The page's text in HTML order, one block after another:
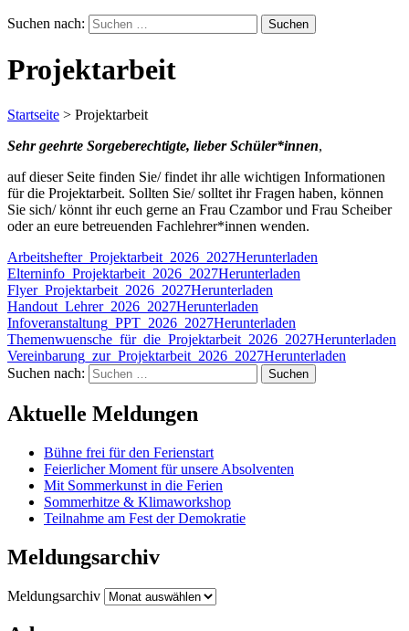
Suchen nach:
Projektarbeit
Startseite > Projektarbeit
Sehr geehrte Sorgeberechtigte, lieber Schüler*innen,
auf dieser Seite finden Sie/ findet ihr alle wichtigen Informationen
für die Projektarbeit. Sollten Sie/ solltet ihr Fragen haben, können
Sie sich/ könnt ihr euch gerne an Frau Czambor und Frau Scheiber
oder an eure betreuenden Fachlehrer*innen wenden.
Arbeitshefter_Projektarbeit_2026_2027Herunterladen
Elterninfo_Projektarbeit_2026_2027Herunterladen
Flyer_Projektarbeit_2026_2027Herunterladen
Handout_Lehrer_2026_2027Herunterladen
Infoveranstaltung_PPT_2026_2027Herunterladen
Themenwuensche_für_die_Projektarbeit_2026_2027Herunterladen
Vereinbarung_zur_Projektarbeit_2026_2027Herunterladen
Suchen nach:
Aktuelle Meldungen
Bühne frei für den Ferienstart
Feierlicher Moment für unsere Absolventen
Mit Sommerkunst in die Ferien
Sommerhitze & Klimaworkshop
Teilnahme am Fest der Demokratie
Meldungsarchiv
Meldungsarchiv